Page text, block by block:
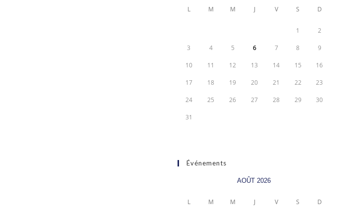
L M M J V S D
1 2
3 4 5 6 7 8 9
10 11 12 13 14 15 16
17 18 19 20 21 22 23
24 25 26 27 28 29 30
31
Événements
AOÛT 2026
L M M J V S D